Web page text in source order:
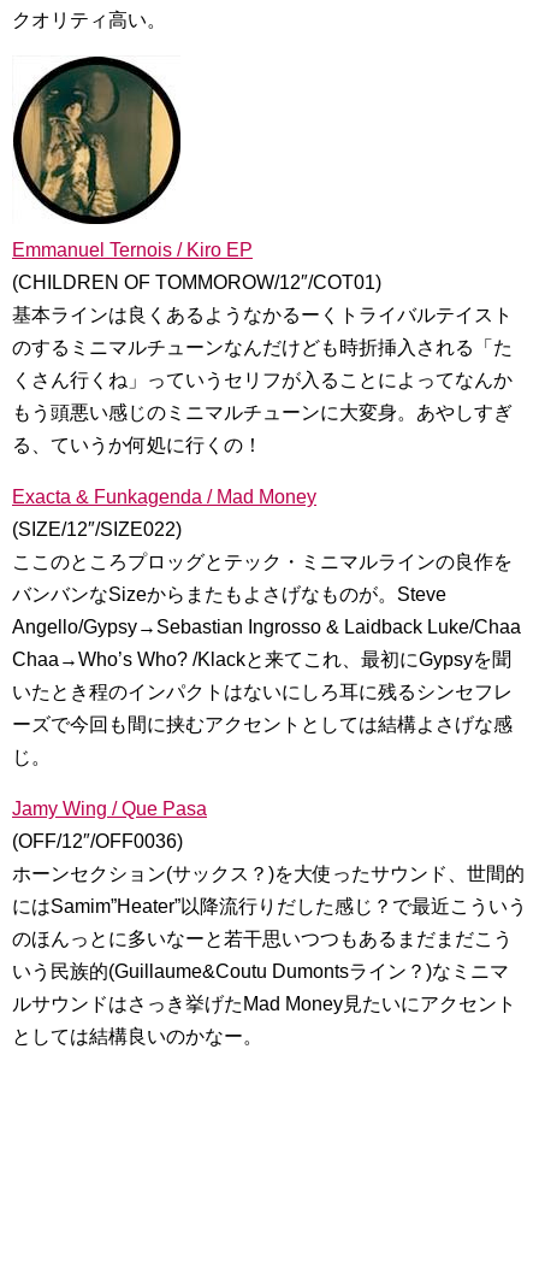
クオリティ高い。
Emmanuel Ternois / Kiro EP
(CHILDREN OF TOMMOROW/12″/COT01)
基本ラインは良くあるようなかるーくトライバルテイスト
のするミニマルチューンなんだけども時折挿入される「た
くさん行くね」っていうセリフが入ることによってなんか
もう頭悪い感じのミニマルチューンに大変身。あやしすぎ
る、ていうか何処に行くの！
Exacta & Funkagenda / Mad Money
(SIZE/12″/SIZE022)
ここのところプロッグとテック・ミニマルラインの良作を
バンバンなSizeからまたもよさげなものが。Steve
Angello/Gypsy→Sebastian Ingrosso & Laidback Luke/Chaa
Chaa→Who’s Who? /Klackと来てこれ、最初にGypsyを聞
いたとき程のインパクトはないにしろ耳に残るシンセフレ
ーズで今回も間に挟むアクセントとしては結構よさげな感
じ。
Jamy Wing / Que Pasa
(OFF/12″/OFF0036)
ホーンセクション(サックス？)を大使ったサウンド、世間的
にはSamim”Heater”以降流行りだした感じ？で最近こういう
のほんっとに多いなーと若干思いつつもあるまだまだこう
いう民族的(Guillaume&Coutu Dumontsライン？)なミニマ
ルサウンドはさっき挙げたMad Money見たいにアクセント
としては結構良いのかなー。